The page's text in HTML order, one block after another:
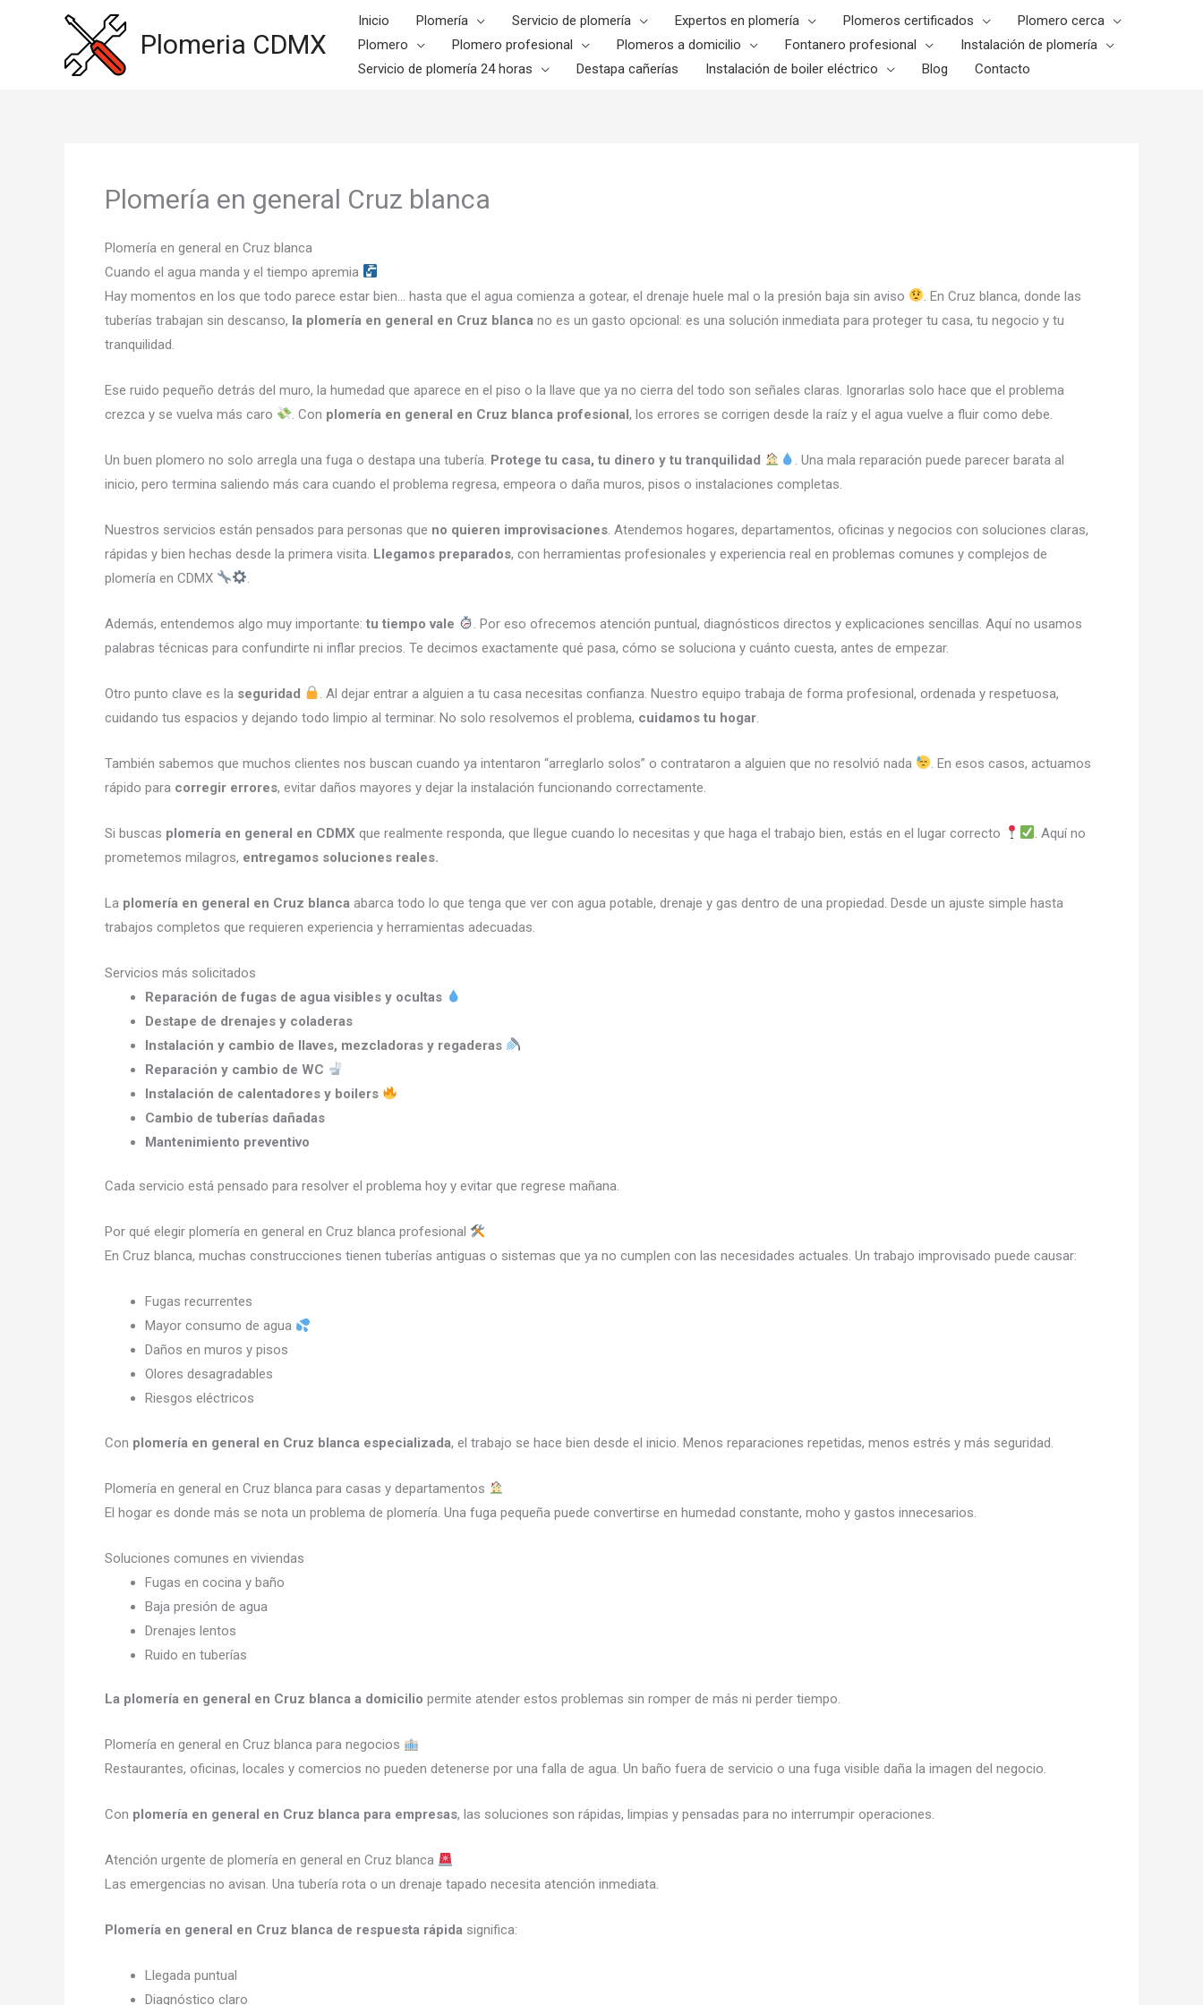
Plomeria CDMX
Inicio Plomería Servicio de plomería Expertos en plomería Plomeros certificados
Plomero cerca
Plomero
Plomero profesional Plomeros a domicilio Fontanero profesional
Instalación de plomería
Servicio de plomería 24 horas
Destapa cañerías Instalación de boiler eléctrico Blog Contacto
Plomería en general Cruz blanca
Plomería en general en Cruz blanca
Cuando el agua manda y el tiempo apremia
Hay momentos en los que todo parece estar bien… hasta que el agua comienza a gotear, el drenaje huele mal o la presión baja sin aviso
. En Cruz blanca, donde las
tuberías trabajan sin descanso, la plomería en general en Cruz blanca no es un gasto opcional: es una solución inmediata para proteger tu casa, tu negocio y tu
tranquilidad.
Ese ruido pequeño detrás del muro, la humedad que aparece en el piso o la llave que ya no cierra del todo son señales claras. Ignorarlas solo hace que el problema
crezca y se vuelva más caro
. Con plomería en general en Cruz blanca profesional, los errores se corrigen desde la raíz y el agua vuelve a fluir como debe.
Un buen plomero no solo arregla una fuga o destapa una tubería. Protege tu casa, tu dinero y tu tranquilidad
. Una mala reparación puede parecer barata al
inicio, pero termina saliendo más cara cuando el problema regresa, empeora o daña muros, pisos o instalaciones completas.
Nuestros servicios están pensados para personas que no quieren improvisaciones . Atendemos hogares, departamentos, oficinas y negocios con soluciones claras,
rápidas y bien hechas desde la primera visita. Llegamos preparados, con herramientas profesionales y experiencia real en problemas comunes y complejos de
plomería en CDMX
Además, entendemos algo muy importante: tu tiempo vale
. Por eso ofrecemos atención puntual, diagnósticos directos y explicaciones sencillas. Aquí no usamos
palabras técnicas para confundirte ni inflar precios. Te decimos exactamente qué pasa, cómo se soluciona y cuánto cuesta, antes de empezar.
Otro punto clave es la seguridad
. Al dejar entrar a alguien a tu casa necesitas confianza. Nuestro equipo trabaja de forma profesional, ordenada y respetuosa,
cuidando tus espacios y dejando todo limpio al terminar. No solo resolvemos el problema, cuidamos tu hogar
También sabemos que muchos clientes nos buscan cuando ya intentaron “arreglarlo solos” o contrataron a alguien que no resolvió nada
. En esos casos, actuamos
rápido para corregir errores, evitar daños mayores y dejar la instalación funcionando correctamente.
Si buscas plomería en general en CDMX que realmente responda, que llegue cuando lo necesitas y que haga el trabajo bien, estás en el lugar correcto
. Aquí no
prometemos milagros, entregamos soluciones reales.
La plomería en general en Cruz blanca abarca todo lo que tenga que ver con agua potable, drenaje y gas dentro de una propiedad. Desde un ajuste simple hasta
trabajos completos que requieren experiencia y herramientas adecuadas.
Servicios más solicitados
Reparación de fugas de agua visibles y ocultas
Destape de drenajes y coladeras
Instalación y cambio de llaves, mezcladoras y regaderas
Reparación y cambio de WC
Instalación de calentadores y boilers
Cambio de tuberías dañadas
Mantenimiento preventivo
Cada servicio está pensado para resolver el problema hoy y evitar que regrese mañana.
Por qué elegir plomería en general en Cruz blanca profesional
En Cruz blanca, muchas construcciones tienen tuberías antiguas o sistemas que ya no cumplen con las necesidades actuales. Un trabajo improvisado puede causar:
Fugas recurrentes
Mayor consumo de agua
Daños en muros y pisos
Olores desagradables
Riesgos eléctricos
Con plomería en general en Cruz blanca especializada, el trabajo se hace bien desde el inicio. Menos reparaciones repetidas, menos estrés y más seguridad.
Plomería en general en Cruz blanca para casas y departamentos
El hogar es donde más se nota un problema de plomería. Una fuga pequeña puede convertirse en humedad constante, moho y gastos innecesarios.
Soluciones comunes en viviendas
Fugas en cocina y baño
Baja presión de agua
Drenajes lentos
Ruido en tuberías
La plomería en general en Cruz blanca a domicilio permite atender estos problemas sin romper de más ni perder tiempo.
Plomería en general en Cruz blanca para negocios
Restaurantes, oficinas, locales y comercios no pueden detenerse por una falla de agua. Un baño fuera de servicio o una fuga visible daña la imagen del negocio.
Con plomería en general en Cruz blanca para empresas, las soluciones son rápidas, limpias y pensadas para no interrumpir operaciones.
Atención urgente de plomería en general en Cruz blanca
Las emergencias no avisan. Una tubería rota o un drenaje tapado necesita atención inmediata.
Plomería en general en Cruz blanca de respuesta rápida significa:
Llegada puntual
Diagnóstico claro